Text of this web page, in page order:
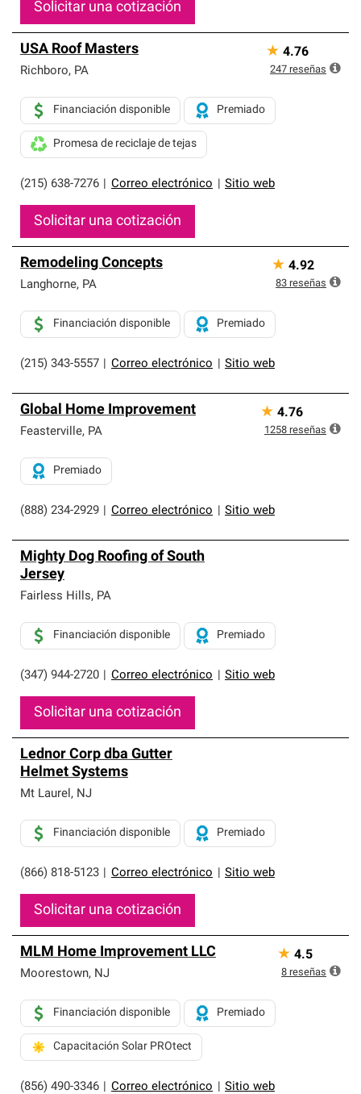
Solicitar una cotización
USA Roof Masters
Richboro, PA
(215) 638-7276 Correo electrónico Sitio web
Financiación disponible Premiado
Promesa de reciclaje de tejas
Solicitar una cotización
★ 4.76
247 reseñas
Remodeling Concepts
Langhorne, PA
(215) 343-5557 Correo electrónico Sitio web
Financiación disponible Premiado
★ 4.92
83 reseñas
Global Home Improvement
Feasterville, PA
(888) 234-2929 Correo electrónico Sitio web
Premiado
★ 4.76
1258 reseñas
Mighty Dog Roofing of South
Jersey
Fairless Hills, PA
(347) 944-2720 Correo electrónico Sitio web
Financiación disponible Premiado
Solicitar una cotización
Lednor Corp dba Gutter
Helmet Systems
Mt Laurel, NJ
(866) 818-5123 Correo electrónico Sitio web
Financiación disponible Premiado
Solicitar una cotización
MLM Home Improvement LLC
Moorestown, NJ
(856) 490-3346 Correo electrónico Sitio web
Financiación disponible Premiado
Capacitación Solar PROtect
★ 4.5
8 reseñas